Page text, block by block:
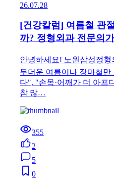
26.07.28
[건강칼럼] 여름철 관
까? 정형외과 전문의
안녕하세요! 노원삼성정형
무더운 여름이나 장마철
다", "손목·어깨가 더 아프
참 많…
355
2
5
0